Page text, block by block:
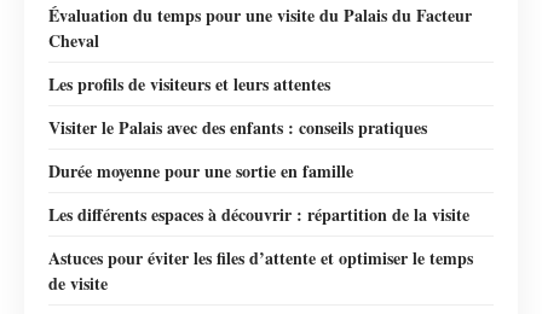
Évaluation du temps pour une visite du Palais du Facteur
Cheval
Les profils de visiteurs et leurs attentes
Visiter le Palais avec des enfants : conseils pratiques
Durée moyenne pour une sortie en famille
Les différents espaces à découvrir : répartition de la visite
Astuces pour éviter les files d’attente et optimiser le temps
de visite